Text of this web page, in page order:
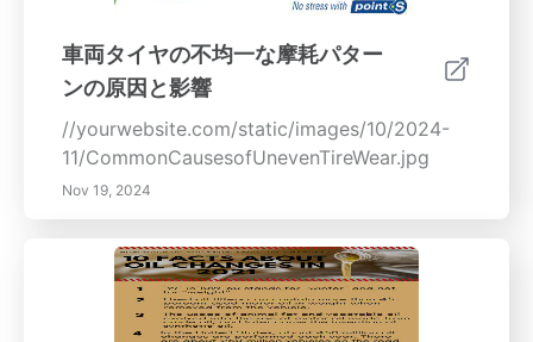
ナンスが重要です。タイヤを定期的に回転させ
ることで、タイヤの寿命を延ばし、燃費を改善
し、全体的な運転安全を向上させることができ
ます。適切にメンテナンスされたタイヤは、牽
引力の損失と制動距離を減少させ、よりスムー
ズで安全な走行を提供します。定期的な回転は
交換費用を節約できる経済的な投資であるだけ
でなく、製造業者の保証条件を遵守することも
保証します。この包括的なガイドでは、タイヤ
回転の利点について探ります。- タイヤ摩耗パ
ターンの理解 - 定期的な回転の経済的利点 - 適
切なメンテナンスを通じて安全性と快適性を向
車両タイヤの不均一な摩耗パター
ンの原因と影響
//yourwebsite.com/static/images/10/2024-
11/CommonCausesofUnevenTireWear.jpg
Nov 19, 2024